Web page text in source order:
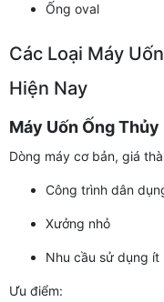
Ống oval
Các Loại Máy
Hiện Nay
Máy Uốn Ống
Dòng máy cơ bản, giá
Công trình dân
Xưởng nhỏ
Nhu cầu sử dụng ít
Ưu điểm: